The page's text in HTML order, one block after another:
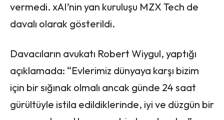
vermedi. xAI’nin yan kuruluşu MZX Tech de
davalı olarak gösterildi.
Davacıların avukatı Robert Wiygul, yaptığı
açıklamada: “Evlerimiz dünyaya karşı bizim
için bir sığınak olmalı ancak günde 24 saat
gürültüyle istila edildiklerinde, iyi ve düzgün bir